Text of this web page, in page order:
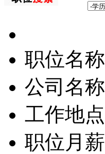
职位名称
公司名称
工作地点
职位月薪